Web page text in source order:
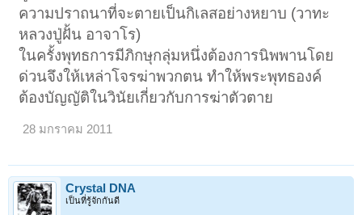
ความปราถนาที่จะตายเป็นกิเลสอย่างหยาบ (วาทะ
หลวงปู่ฝั้น อาจาโร)
ในครั้งพุทธการมีภิกษุกลุ่มหนึ่งต้องการนิพพานโดย
ด่วนจึงให้เหล่าโจรฆ่าพวกตน ทำให้พระพุทธองค์
ต้องบัญญัติในวินัยเกี่ยวกับการฆ่าตัวตาย
28 มกราคม 2011
Crystal DNA
เป็นที่รู้จักกันดี